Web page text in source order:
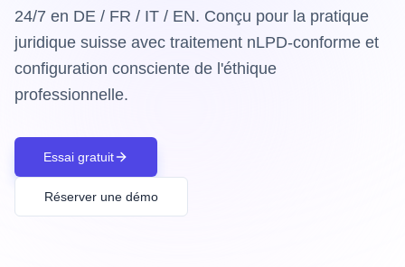
24/7 en DE / FR / IT / EN. Conçu pour la pratique
juridique suisse avec traitement nLPD-conforme et
configuration consciente de l'éthique
professionnelle.
Essai gratuit
Réserver une démo